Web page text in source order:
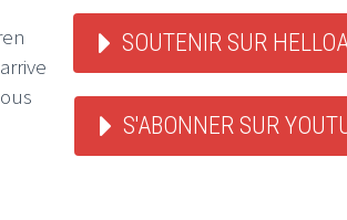
SOUTENIR SUR
S'ABONNER SUR